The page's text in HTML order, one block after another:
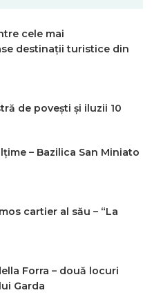
cele mai
destinații turistice din
de povești și iluzii 10
– Bazilica San Miniato
cartier al său – “La
Forra – două locuri
Garda